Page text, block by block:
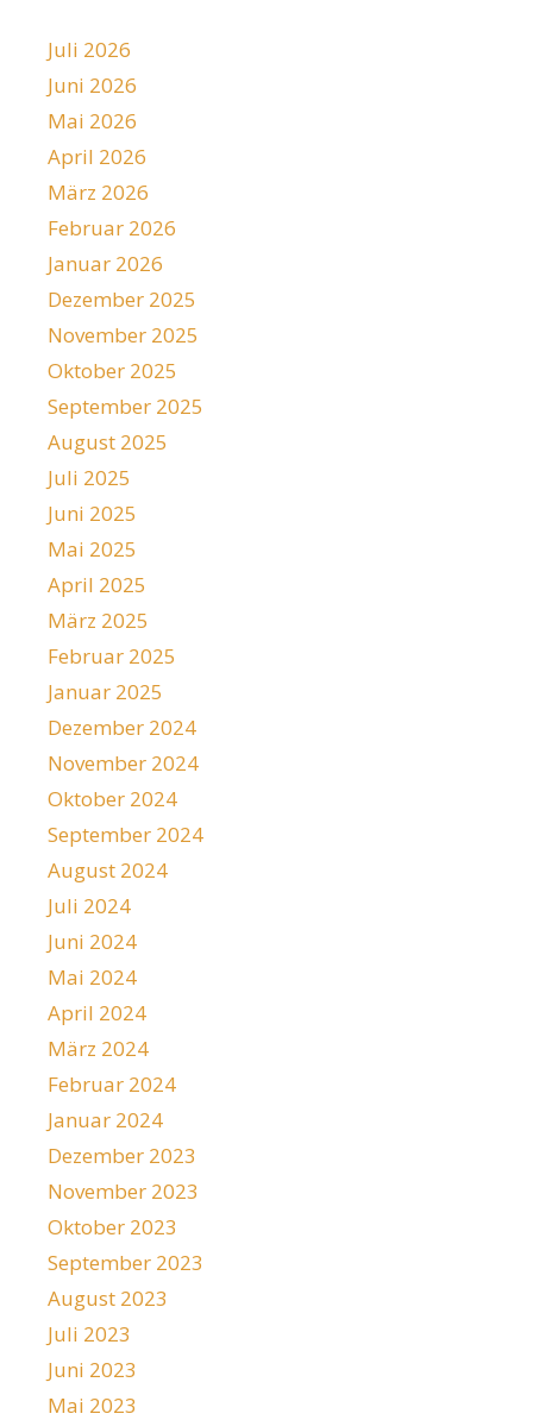
Juli 2026
Juni 2026
Mai 2026
April 2026
März 2026
Februar 2026
Januar 2026
Dezember 2025
November 2025
Oktober 2025
September 2025
August 2025
Juli 2025
Juni 2025
Mai 2025
April 2025
März 2025
Februar 2025
Januar 2025
Dezember 2024
November 2024
Oktober 2024
September 2024
August 2024
Juli 2024
Juni 2024
Mai 2024
April 2024
März 2024
Februar 2024
Januar 2024
Dezember 2023
November 2023
Oktober 2023
September 2023
August 2023
Juli 2023
Juni 2023
Mai 2023